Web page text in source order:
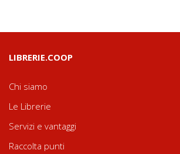
LIBRERIE.COOP
Chi siamo
Le Librerie
Servizi e vantaggi
Raccolta punti